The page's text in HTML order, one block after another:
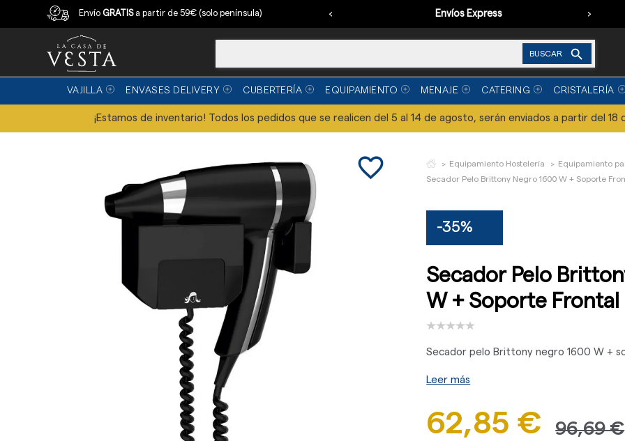
EnvíoGRATISa partir de 59€ (solo península)
Compra con garantía Envíos Express
‹ ›
BUSCAR 
VAJILLA ENVASES DELIVERY CUBERTERÍA EQUIPAMIENTO MENAJE CATERING CRISTALERÍA
¡Estamos de inventario! Todos los pedidos que se realicen del 5 al 14 de agosto, serán enviados a partir del
favorite_border Equipamiento Hostelería
Equipamiento
Secador Pelo Brittony Negro 1600 W + Soporte
-35%
Secador Pelo
W + Soporte Frontal
Secador pelo Brittony negro 1600 W +
Leer más
62,85 € 96,69 €